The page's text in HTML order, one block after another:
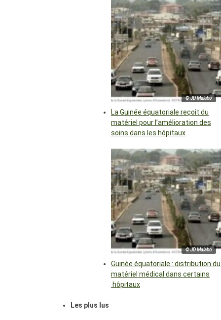
© JD Malabo
La Guinée équatoriale reçoit du
matériel pour l’amélioration des
soins dans les hôpitaux
© JD Malabo
Guinée équatoriale : distribution du
matériel médical dans certains
hôpitaux
Les plus lus